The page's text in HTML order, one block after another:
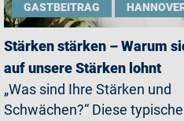
GASTBEITRAG
Stärken stärken – Warum
auf unsere Stärken lohnt
„Was sind Ihre Stärken und
Schwächen?“ Diese